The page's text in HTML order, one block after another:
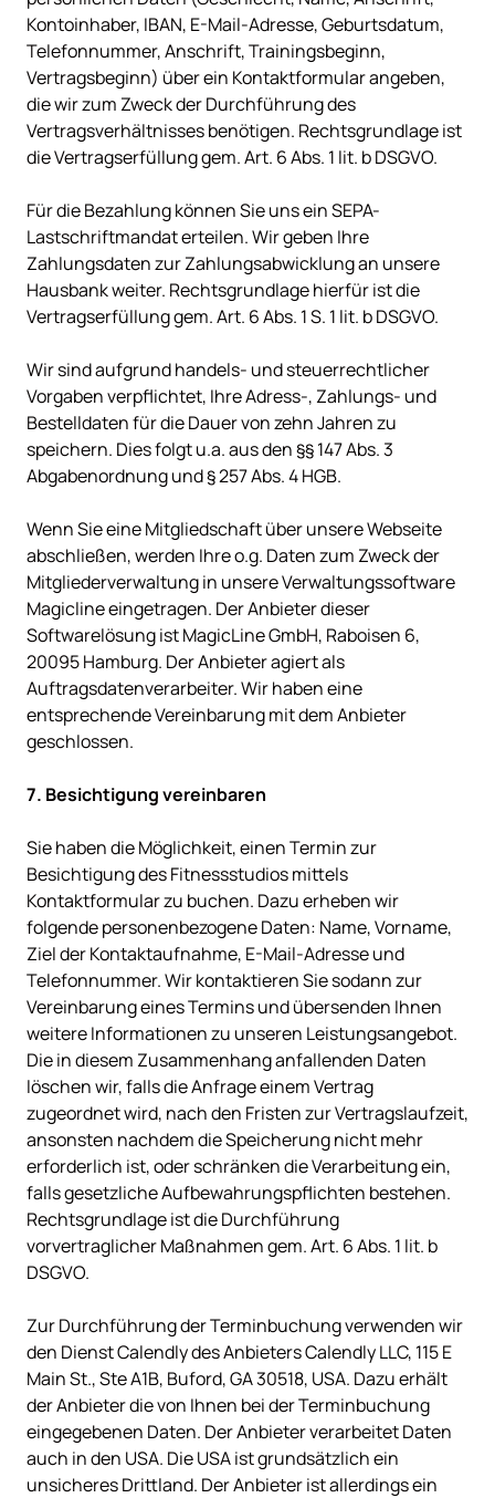
Kontoinhaber, IBAN, E-Mail-Adresse, Geburtsdatum,
Telefonnummer, Anschrift, Trainingsbeginn,
Vertragsbeginn) über ein Kontaktformular angeben,
die wir zum Zweck der Durchführung des
Vertragsverhältnisses benötigen. Rechtsgrundlage ist
die Vertragserfüllung gem. Art. 6 Abs. 1 lit. b DSGVO.
Für die Bezahlung können Sie uns ein SEPA-
Lastschriftmandat erteilen. Wir geben Ihre
Zahlungsdaten zur Zahlungsabwicklung an unsere
Hausbank weiter. Rechtsgrundlage hierfür ist die
Vertragserfüllung gem. Art. 6 Abs. 1 S. 1 lit. b DSGVO.
Wir sind aufgrund handels- und steuerrechtlicher
Vorgaben verpflichtet, Ihre Adress-, Zahlungs- und
Bestelldaten für die Dauer von zehn Jahren zu
speichern. Dies folgt u.a. aus den §§ 147 Abs. 3
Abgabenordnung und § 257 Abs. 4 HGB.
Wenn Sie eine Mitgliedschaft über unsere Webseite
abschließen, werden Ihre o.g. Daten zum Zweck der
Mitgliederverwaltung in unsere Verwaltungssoftware
Magicline eingetragen. Der Anbieter dieser
Softwarelösung ist MagicLine GmbH, Raboisen 6,
20095 Hamburg. Der Anbieter agiert als
Auftragsdatenverarbeiter. Wir haben eine
entsprechende Vereinbarung mit dem Anbieter
geschlossen.
Sie haben die Möglichkeit, einen Termin zur
Besichtigung des Fitnessstudios mittels
Kontaktformular zu buchen. Dazu erheben wir
folgende personenbezogene Daten: Name, Vorname,
Ziel der Kontaktaufnahme, E-Mail-Adresse und
Telefonnummer. Wir kontaktieren Sie sodann zur
Vereinbarung eines Termins und übersenden Ihnen
weitere Informationen zu unseren Leistungsangebot.
Die in diesem Zusammenhang anfallenden Daten
löschen wir, falls die Anfrage einem Vertrag
zugeordnet wird, nach den Fristen zur Vertragslaufzeit,
ansonsten nachdem die Speicherung nicht mehr
erforderlich ist, oder schränken die Verarbeitung ein,
falls gesetzliche Aufbewahrungspflichten bestehen.
Rechtsgrundlage ist die Durchführung
vorvertraglicher Maßnahmen gem. Art. 6 Abs. 1 lit. b
DSGVO.
Zur Durchführung der Terminbuchung verwenden wir
den Dienst Calendly des Anbieters Calendly LLC, 115 E
Main St., Ste A1B, Buford, GA 30518, USA. Dazu erhält
der Anbieter die von Ihnen bei der Terminbuchung
eingegebenen Daten. Der Anbieter verarbeitet Daten
auch in den USA. Die USA ist grundsätzlich ein
unsicheres Drittland. Der Anbieter ist allerdings ein